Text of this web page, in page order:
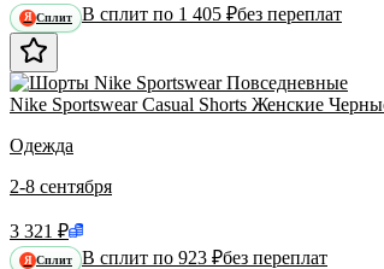
Я Сплит В сплит по 1 405 ₽без переплат
Nike Sportswear Casual Shorts Женские
Одежда
2-8 сентября
3 321 ₽
Я Сплит В сплит по 923 ₽без переплат